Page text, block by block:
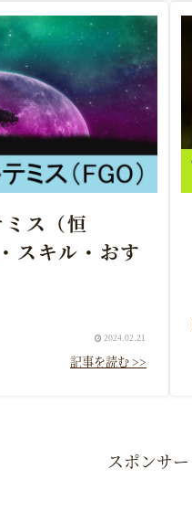
ス（恒
スキル・おす
2024.02.21
スポンサ